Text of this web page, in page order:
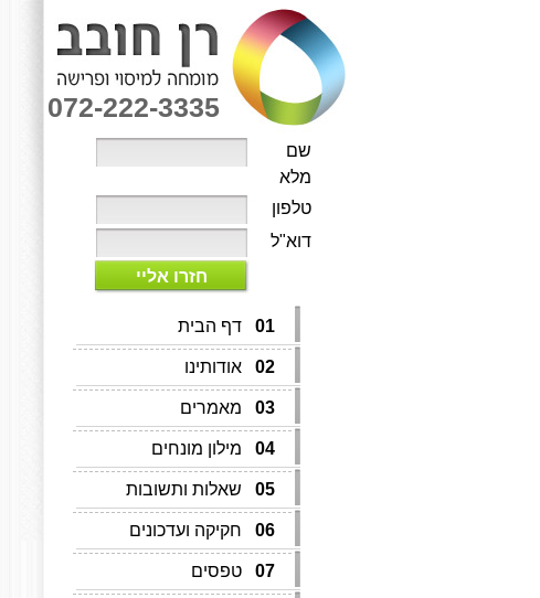
072-222-3335
שם
מלא
טלפון
דוא"ל
חזרו אליי
01 דף הבית
02 אודותינו
03 מאמרים
04 מילון מונחים
05 שאלות ותשובות
06 חקיקה ועדכונים
07 טפסים